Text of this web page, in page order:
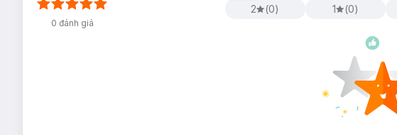
0 đánh giá
2
(0) 1 (0)